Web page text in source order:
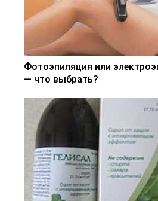
Фотоэпиляция или
— что выбрать?